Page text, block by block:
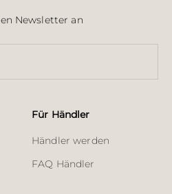
Newsletter an
Für Händler
Händler werden
FAQ Händler